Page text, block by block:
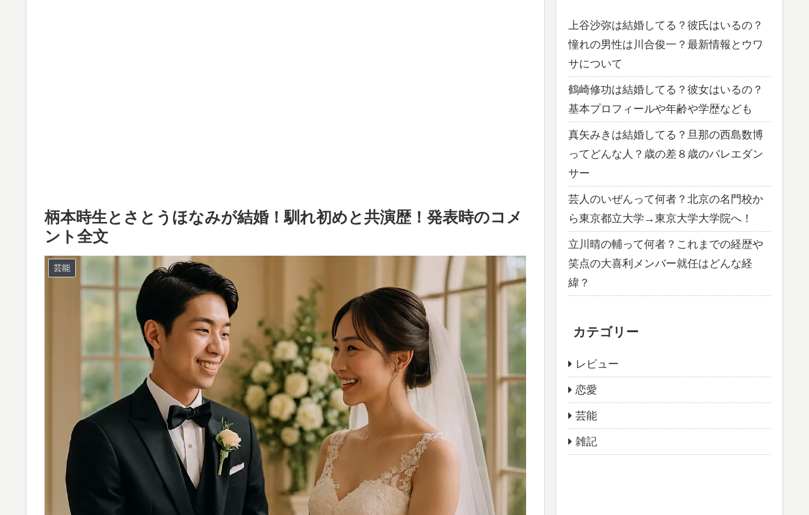
柄本時生とさとうほなみが結婚！馴れ初めと共演歴！発表時のコメ
ント全文
芸能
上谷沙弥は結婚してる？彼氏はいるの？
憧れの男性は川合俊一？最新情報とウワ
サについて
鶴崎修功は結婚してる？彼女はいるの？
基本プロフィールや年齢や学歴なども
真矢みきは結婚してる？旦那の西島数博
ってどんな人？歳の差８歳のバレエダン
サー
芸人のいぜんって何者？北京の名門校か
ら東京都立大学→東京大学大学院へ！
立川晴の輔って何者？これまでの経歴や
笑点の大喜利メンバー就任はどんな経
緯？
カテゴリー
レビュー
恋愛
芸能
雑記